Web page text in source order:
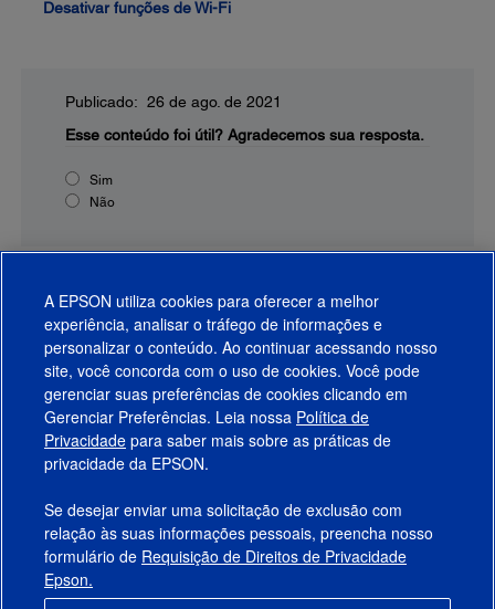
Desativar funções de Wi-Fi
Publicado: 26 de ago. de 2021
Esse conteúdo foi útil? Agradecemos sua resposta.
Sim
Não
Produtos
Suporte
Links Sugeridos
Empresa
A EPSON utiliza cookies para oferecer a melhor
experiência, analisar o tráfego de informações e
personalizar o conteúdo. Ao continuar acessando nosso
site, você concorda com o uso de cookies. Você pode
gerenciar suas preferências de cookies clicando em
Gerenciar Preferências. Leia nossa Política de
Privacidade para saber mais sobre as práticas de
privacidade da EPSON.
Se desejar enviar uma solicitação de exclusão com
relação às suas informações pessoais, preencha nosso
formulário de Requisição de Direitos de Privacidade
Epson.